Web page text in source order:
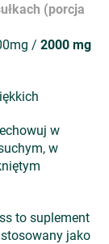
(porcja
/ 2000 mg
w
w
to suplement
jako